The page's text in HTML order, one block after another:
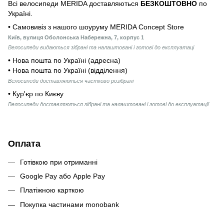
Всі велосипеди MERIDA доставляються БЕЗКОШТОВНО по
Україні.
• Самовивіз з нашого шоуруму MERIDA Concept Store
Київ, вулиця Оболонська Набережна, 7, корпус 1
Велосипеди видаються зібрані та налаштовані і готові до експлуатаці
• Нова пошта по Україні (адресна)
• Нова пошта по Україні (відділення)
Велосипеди доставляються частково розібрані
• Кур'єр по Києву
Велосипеди доставляються зібрані та налаштовані і готові до експлуатації
Оплата
Готівкою при отриманні
Google Pay або Apple Pay
Платіжною карткою
Покупка частинами monobank